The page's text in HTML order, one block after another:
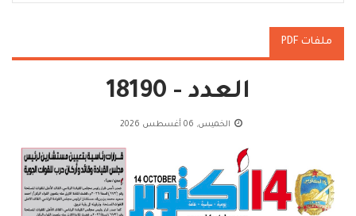
ملفات PDF
العدد - 18190
الخميس, 06 أغسطس 2026